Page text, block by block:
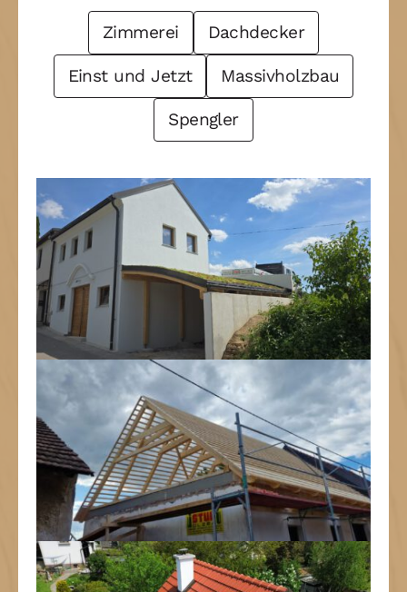
Post FilterZimmerei Dachdecker
Einst und Jetzt Massivholzbau
Spengler